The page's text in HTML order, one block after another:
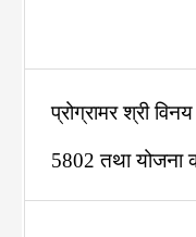
प्रोग्रामर श्री
5802 तथा योजना